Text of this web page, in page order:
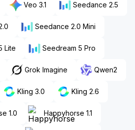
Veo 3.1 Seedance 2.5
Seedance 2.0 Mini
Lite Seedream 5 Pro
Grok Imagine Qwen2
Kling 3.0 Kling 2.6
1.0 Happyhorse 1.1